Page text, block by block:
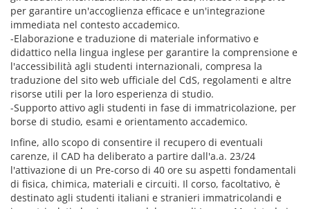
per garantire un'accoglienza efficace e un'integrazione
immediata nel contesto accademico.
-Elaborazione e traduzione di materiale informativo e
didattico nella lingua inglese per garantire la comprensione e
l'accessibilità agli studenti internazionali, compresa la
traduzione del sito web ufficiale del CdS, regolamenti e altre
risorse utili per la loro esperienza di studio.
-Supporto attivo agli studenti in fase di immatricolazione, per
borse di studio, esami e orientamento accademico.
Infine, allo scopo di consentire il recupero di eventuali
carenze, il CAD ha deliberato a partire dall'a.a. 23/24
l'attivazione di un Pre-corso di 40 ore su aspetti fondamentali
di fisica, chimica, materiali e circuiti. Il corso, facoltativo, è
destinato agli studenti italiani e stranieri immatricolandi e